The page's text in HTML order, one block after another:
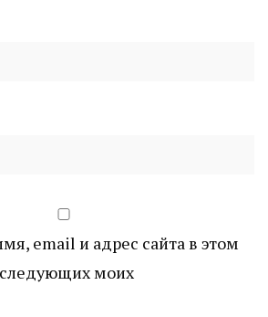
email и адрес сайта в этом
моих